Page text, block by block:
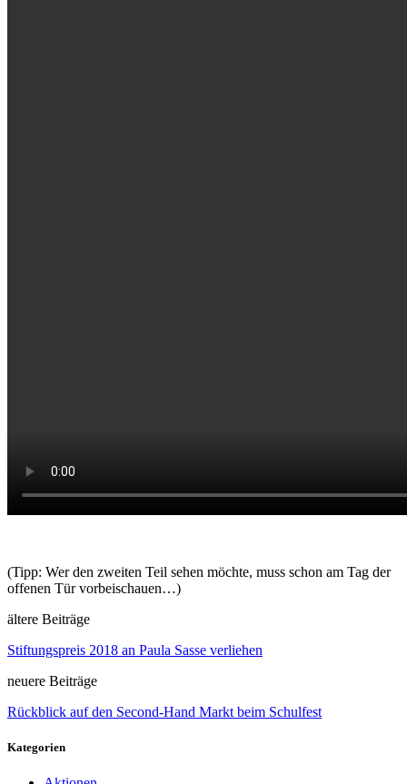
(Tipp: Wer den zweiten Teil sehen möchte, muss schon am Tag der
offenen Tür vorbeischauen…)
ältere Beiträge
Stiftungspreis 2018 an Paula Sasse verliehen
neuere Beiträge
Rückblick auf den Second-Hand Markt beim Schulfest
Kategorien